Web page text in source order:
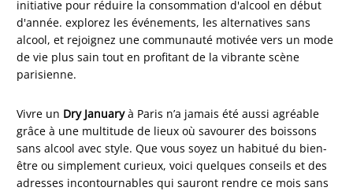
Vivre un Dry Januaryà Paris n’a jamais été aussi agréable
grâce à une multitude de lieux où savourer des boissons
sans alcool avec style. Que vous soyez un habitué du bien-
être ou simplement curieux, voici quelques conseils et des
adresses incontournables qui sauront rendre ce mois sans